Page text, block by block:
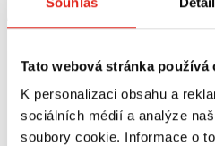
Tato webová stránka používá
K personalizaci obsahu a
sociálních médií a analýze
soubory cookie. Informace o
MOHLO BY SE VÁM LÍBIT